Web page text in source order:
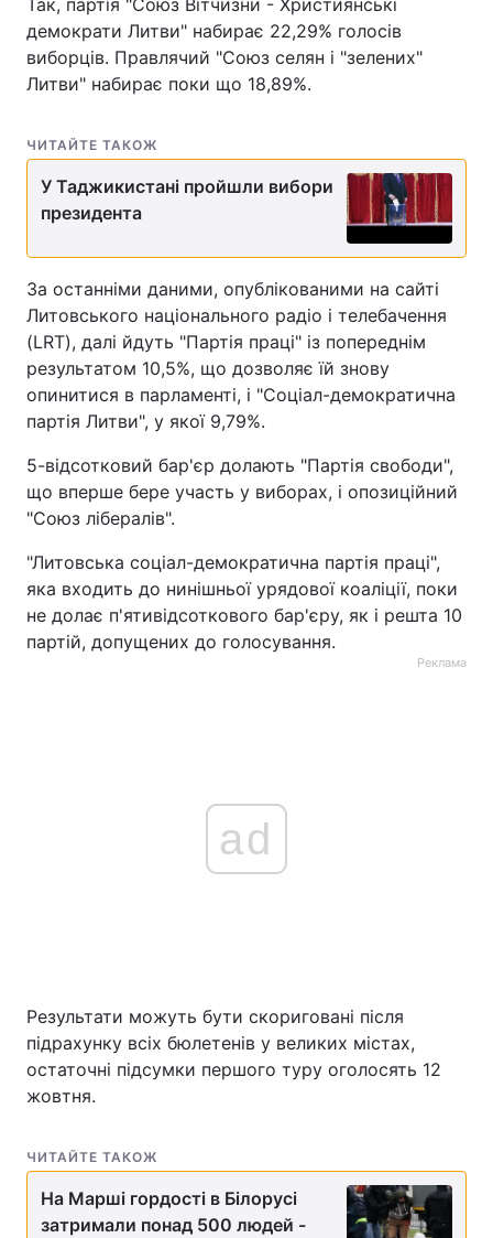
Так, партія "Союз Вітчизни - Християнські
демократи Литви" набирає 22,29% голосів
виборців. Правлячий "Союз селян і "зелених"
Литви" набирає поки що 18,89%.
ЧИТАЙТЕ ТАКОЖ
У Таджикистані пройшли вибори
президента
За останніми даними, опублікованими на сайті
Литовського національного радіо і телебачення
(LRT), далі йдуть "Партія праці" із попереднім
результатом 10,5%, що дозволяє їй знову
опинитися в парламенті, і "Соціал-демократична
партія Литви", у якої 9,79%.
5-відсотковий бар'єр долають "Партія свободи",
що вперше бере участь у виборах, і опозиційний
"Союз лібералів".
"Литовська соціал-демократична партія праці",
яка входить до нинішньої урядової коаліції, поки
не долає п'ятивідсоткового бар'єру, як і решта 10
партій, допущених до голосування.
Реклама
ad
Результати можуть бути скориговані після
підрахунку всіх бюлетенів у великих містах,
остаточні підсумки першого туру оголосять 12
жовтня.
ЧИТАЙТЕ ТАКОЖ
На Марші гордості в Білорусі
затримали понад 500 людей -